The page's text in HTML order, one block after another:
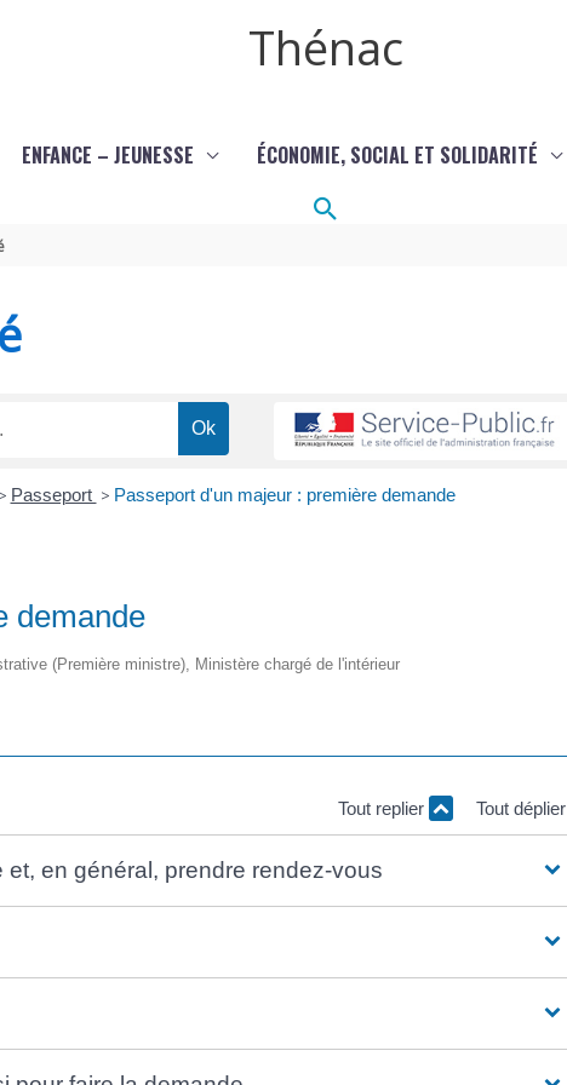
Thénac
ENFANCE – JEUNESSE ÉCONOMIE, SOCIAL ET SOLIDARITÉ
Rechercher
> Passeport > Passeport d'un majeur : première demande
demande
(Première ministre), Ministère chargé de l'intérieur
Tout replier Tout déplier
en général, prendre rendez-vous